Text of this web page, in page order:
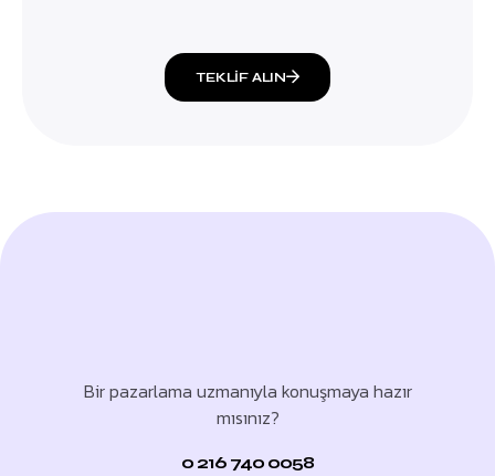
TEKLIF ALIN
Bir pazarlama uzmanıyla konuşmaya hazır
mısınız?
0 216 740 0058